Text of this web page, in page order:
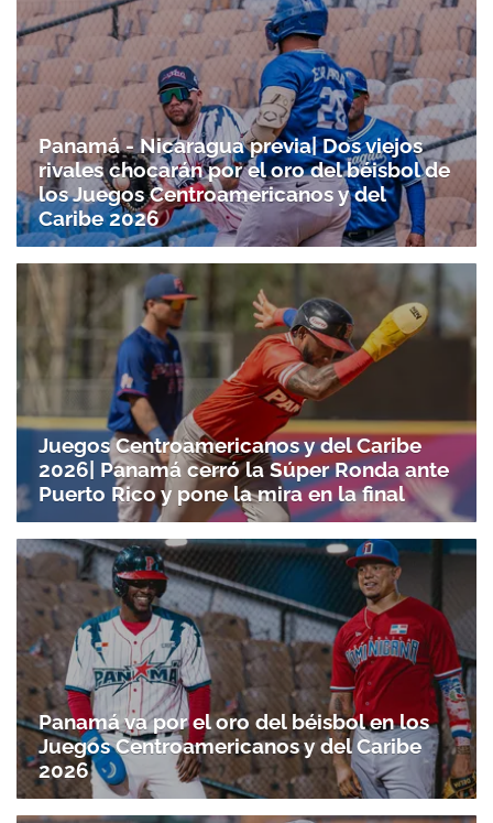
Panamá - Nicaragua previa| Dos viejos
rivales chocarán por el oro del béisbol de
los Juegos Centroamericanos y del
Caribe 2026
Juegos Centroamericanos y del Caribe
2026| Panamá cerró la Súper Ronda ante
Puerto Rico y pone la mira en la final
Panamá va por el oro del béisbol en los
Juegos Centroamericanos y del Caribe
2026